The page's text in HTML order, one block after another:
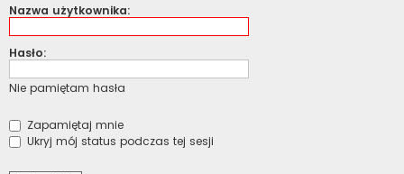
Nazwa użytkownika:
Hasło:
Nie pamiętam hasła
Zapamiętaj mnie
Ukryj mój status podczas tej sesji